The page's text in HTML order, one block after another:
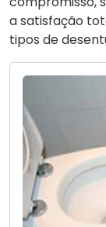
a satisfação
tipos de